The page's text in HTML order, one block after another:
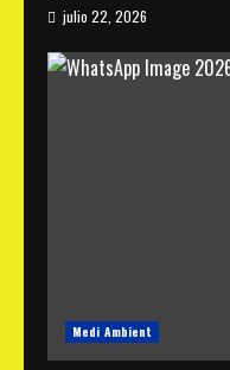
julio 22, 2026
Medi Ambient